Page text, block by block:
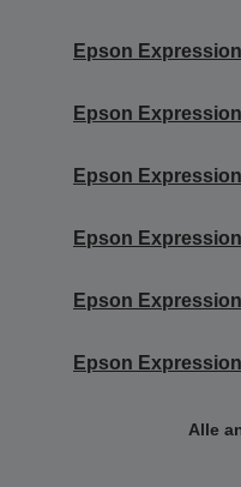
Epson
Epson
Epson
Epson
Epson
Epson
Alle